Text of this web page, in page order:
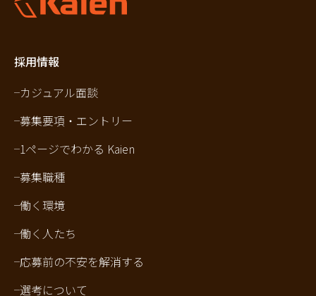
採用情報
カジュアル面談
募集要項・エントリー
1ページでわかる Kaien
募集職種
働く環境
働く人たち
応募前の不安を解消する
選考について